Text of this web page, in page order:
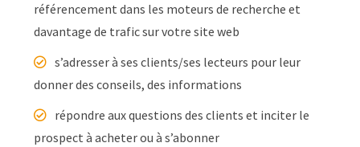
référencement dans les moteurs de recherche et
davantage de trafic sur votre site web
s’adresser à ses clients/ses lecteurs pour leur
donner des conseils, des informations
répondre aux questions des clients et inciter le
prospect à acheter ou à s’abonner